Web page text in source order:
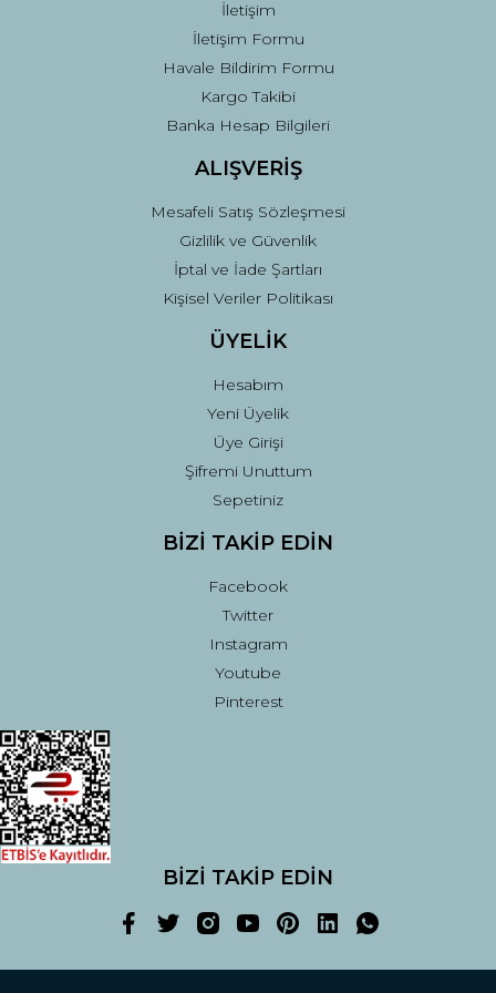
Gönder
İletişim
İletişim Formu
Havale Bildirim Formu
Kargo Takibi
Banka Hesap Bilgileri
ALIŞVERİŞ
Mesafeli Satış Sözleşmesi
Gizlilik ve Güvenlik
İptal ve İade Şartları
Kişisel Veriler Politikası
ÜYELİK
Hesabım
Yeni Üyelik
Üye Girişi
Şifremi Unuttum
Sepetiniz
BİZİ TAKİP EDİN
Facebook
Twitter
Instagram
Youtube
Pinterest
BİZİ TAKİP EDİN